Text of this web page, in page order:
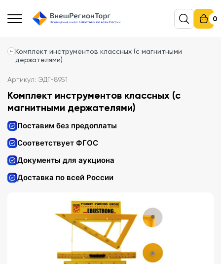
0
Комплект инструментов классных (с магнитными
держателями)
Артикул: ЭДГ-8951
Комплект инструментов классных (с
магнитными держателями)
Поставим без предоплаты
Соответствует ФГОС
Документы для аукциона
Доставка по всей России